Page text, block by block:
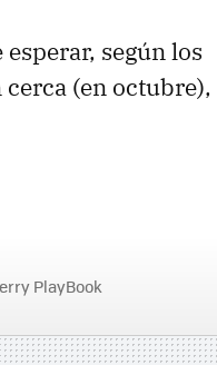
según los
(en octubre),
PlayBook